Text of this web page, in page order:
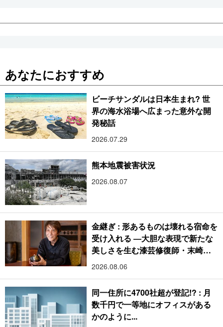
あなたにおすすめ
ビーチサンダルは日本生まれ? 世
界の海水浴場へ広まった意外な開
発秘話
2026.07.29
熊本地震被害状況
2026.08.07
金継ぎ : 形あるものは壊れる宿命を
受け入れる ―大胆な表現で新たな
美しさを生む漆芸修復師・末崎広
樹
2026.08.06
同一住所に4700社超が登記!? : 月
数千円で一等地にオフィスがある
かのように...